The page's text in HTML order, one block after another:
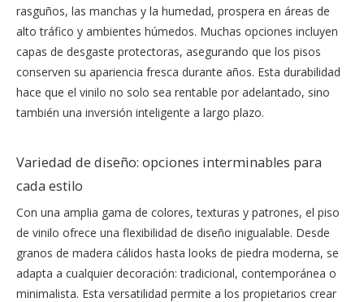
rasguños, las manchas y la humedad, prospera en áreas de
alto tráfico y ambientes húmedos. Muchas opciones incluyen
capas de desgaste protectoras, asegurando que los pisos
conserven su apariencia fresca durante años. Esta durabilidad
hace que el vinilo no solo sea rentable por adelantado, sino
también una inversión inteligente a largo plazo.
Variedad de diseño: opciones interminables para
cada estilo
Con una amplia gama de colores, texturas y patrones, el piso
de vinilo ofrece una flexibilidad de diseño inigualable. Desde
granos de madera cálidos hasta looks de piedra moderna, se
adapta a cualquier decoración: tradicional, contemporánea o
minimalista. Esta versatilidad permite a los propietarios crear